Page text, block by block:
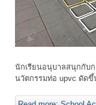
นักเรียนอนุบาลสนุกกับก
นวัตกรรมท่อ upvc ดัดขึ้